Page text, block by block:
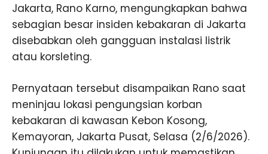
Jakarta, Rano Karno, mengungkapkan bahwa
sebagian besar insiden kebakaran di Jakarta
disebabkan oleh gangguan instalasi listrik
atau korsleting.
Pernyataan tersebut disampaikan Rano saat
meninjau lokasi pengungsian korban
kebakaran di kawasan Kebon Kosong,
Kemayoran, Jakarta Pusat, Selasa (2/6/2026).